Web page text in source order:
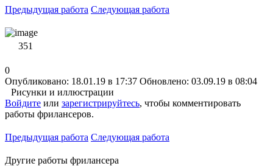
Предыдущая работа Следующая работа
351
0
Опубликовано: 18.01.19 в 17:37 Обновлено: 03.09.19 в 08:04
Рисунки и иллюстрации
Войдите или зарегистрируйтесь, чтобы комментировать
работы фрилансеров.
Предыдущая работа Следующая работа
Другие работы фрилансера